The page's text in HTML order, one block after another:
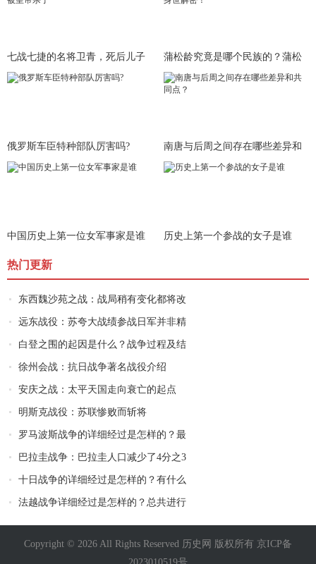
七战七捷的名将卫青，死后儿子
就被皇
蒲松龄究竟是哪个民族的？蒲松
龄身世
俄罗斯车臣特种部队厉害吗?
南唐与后周之间存在哪些差异和
共同
中国历史上第一位女军事家是谁 历史上第一个参战的女子是谁
热门更新
东西魏沙苑之战：战局稍有变化都将改
远东战役：苏夸大战绩参战日军并非精
白登之围的起因是什么？战争过程及结
徐州会战：抗日战争著名战役介绍
安庆之战：太平天国走向衰亡的起点
明斯克战役：苏联惨败而斩将
罗马波斯战争的详细经过是怎样的？最
巴拉圭战争：巴拉圭人口减少了4分之3
十日战争的详细经过是怎样的？有什么
法越战争详细经过是怎样的？总共进行
Copyright © 2026 All Rights Reserved 历史网 版权所有 京ICP备